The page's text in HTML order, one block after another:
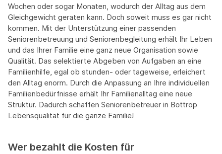
Wochen oder sogar Monaten, wodurch der Alltag aus dem
Gleichgewicht geraten kann. Doch soweit muss es gar nicht
kommen. Mit der Unterstützung einer passenden
Seniorenbetreuung und Seniorenbegleitung erhält Ihr Leben
und das Ihrer Familie eine ganz neue Organisation sowie
Qualität. Das selektierte Abgeben von Aufgaben an eine
Familienhilfe, egal ob stunden- oder tageweise, erleichert
den Alltag enorm. Durch die Anpassung an Ihre individuellen
Familienbedürfnisse erhält Ihr Familienalltag eine neue
Struktur. Dadurch schaffen Seniorenbetreuer in Bottrop
Lebensqualität für die ganze Familie!
Wer bezahlt die Kosten für